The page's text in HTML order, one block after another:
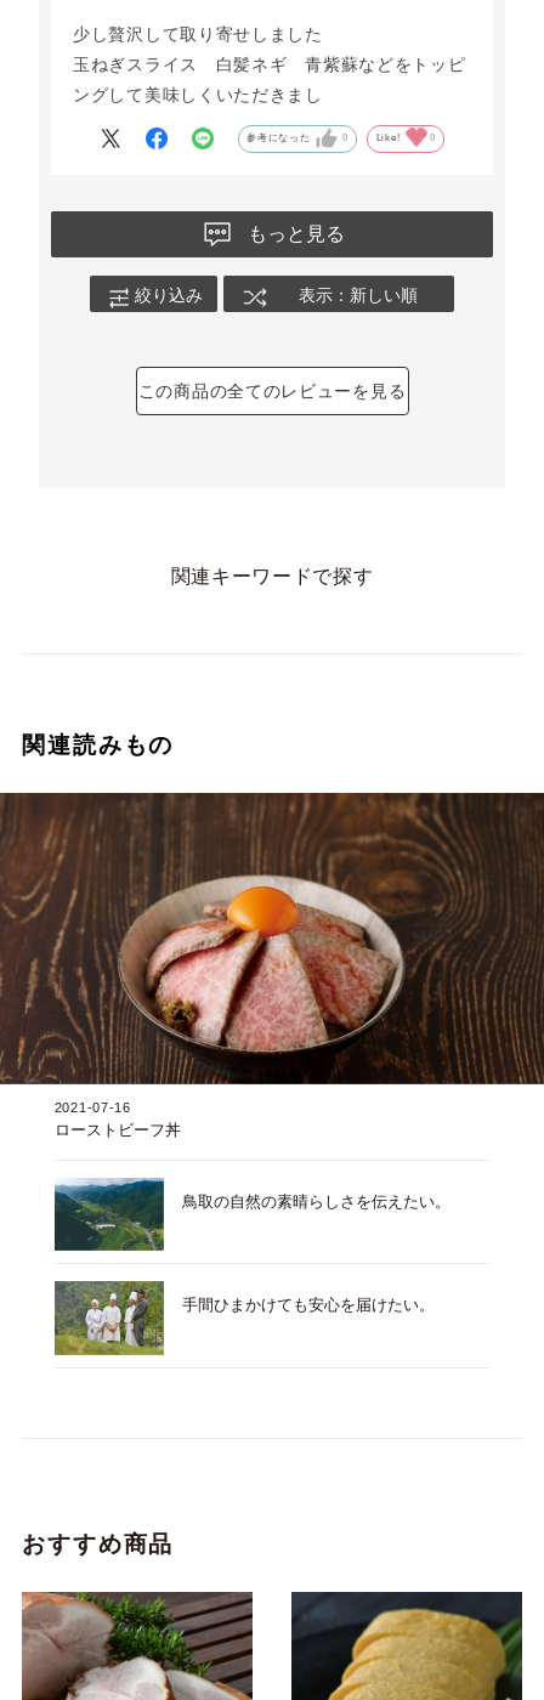
少し贅沢して取り寄せしました
玉ねぎスライス 白髪ネギ 青紫蘇などをトッピ
ングして美味しくいただきまし
参考になった 0 Like! 0
もっと見る
絞り込み 表示：新しい順
この商品の全てのレビューを見る
関連キーワードで探す
関連読みもの
2021-07-16
ローストビーフ丼
鳥取の自然の素晴らしさを伝えたい。
手間ひまかけても安心を届けたい。
おすすめ商品